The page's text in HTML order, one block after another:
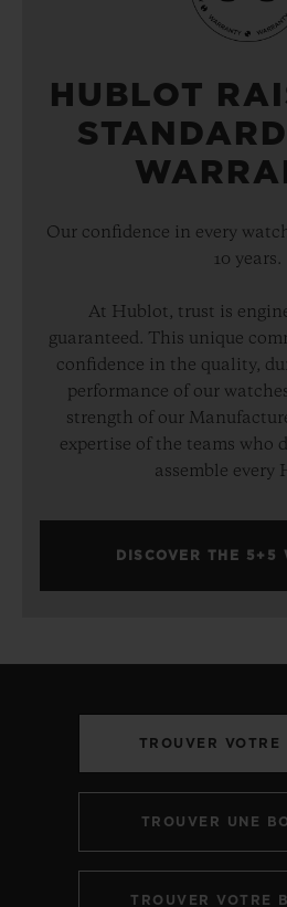
HUBLOT
Our confidence in every
10 years.
At Hublot, trust is
guaranteed. This unique
confidence in the quality,
performance of our
strength of our
expertise of the teams who
assemble every
DISCOVER THE 5+5
TROUVER VOTRE
TROUVER UNE
TROUVER VOTRE